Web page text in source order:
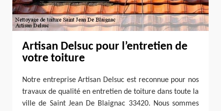
Artisan Delsuc pour l’entretien de
votre toiture
Notre entreprise Artisan Delsuc est reconnue pour nos
travaux de qualité en entretien de toiture dans toute la
ville de Saint Jean De Blaignac 33420. Nous sommes